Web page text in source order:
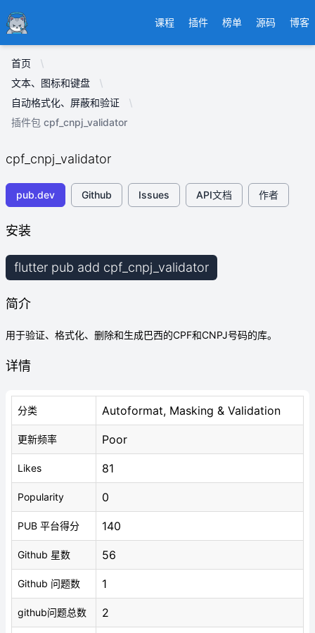
Ducafecat 课程 插件 榜单 源码 博客
首页
文本、图标和键盘
自动格式化、屏蔽和验证
插件包 cpf_cnpj_validator
cpf_cnpj_validator
pub.dev Github Issues API文档 作者
安装
flutter pub add cpf_cnpj_validator
简介
用于验证、格式化、删除和生成巴西的CPF和CNPJ号码的库。
详情
分类 Autoformat, Masking & Validation
更新频率 Poor
Likes 81
Popularity 0
PUB 平台得分 140
Github 星数 56
Github 问题数 1
github问题总数 2